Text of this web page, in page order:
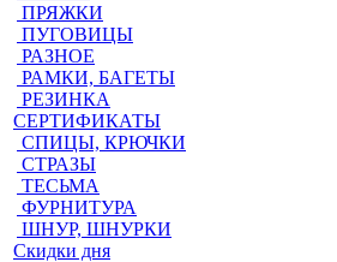
ПРЯЖКИ
ПУГОВИЦЫ
РАЗНОЕ
РАМКИ, БАГЕТЫ
РЕЗИНКА
СЕРТИФИКАТЫ
СПИЦЫ, КРЮЧКИ
СТРАЗЫ
ТЕСЬМА
ФУРНИТУРА
ШНУР, ШНУРКИ
Скидки дня